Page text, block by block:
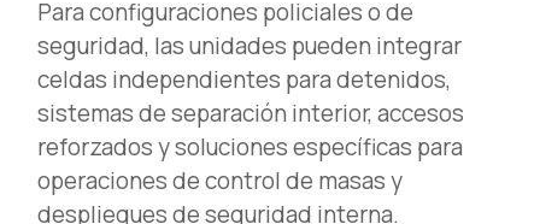
Para configuraciones policiales o de
seguridad, las unidades pueden integrar
celdas independientes para detenidos,
sistemas de separación interior, accesos
reforzados y soluciones específicas para
operaciones de control de masas y
despliegues de seguridad interna.